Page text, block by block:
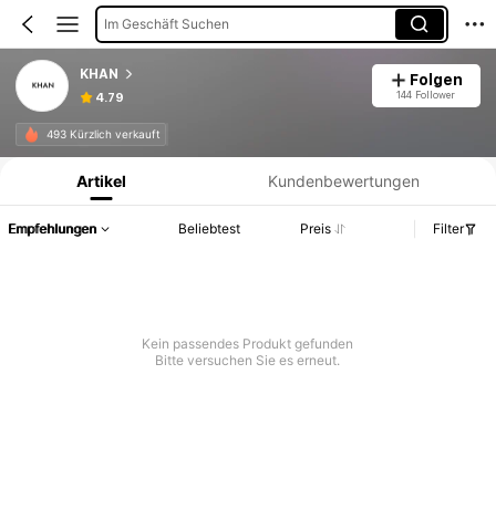
Im Geschäft Suchen
KHAN
4.79
Folgen
144 Follower
493 Kürzlich verkauft
Produktinformation: Preisangabe, Verkaufs- und Lagerbestandsdetails.
Artikel Kundenbewertungen
Empfehlungen Beliebtest Preis Filter
Kein passendes Produkt gefunden
Bitte versuchen Sie es erneut.